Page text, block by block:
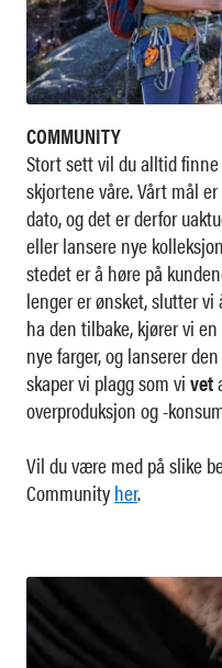
COMMUNITY
Stort sett vil du alltid
skjortene våre. Vårt mål
dato, og det er derfor
eller lansere nye
stedet er å høre på
lenger er ønsket, slutter vi
ha den tilbake, kjører vi
nye farger, og lanserer
skaper vi plagg som vivet
overproduksjon og -
Vil du være med på slike
Communityher.